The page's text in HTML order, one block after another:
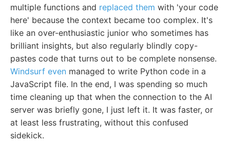
multiple functions and replaced them with 'your code
here' because the context became too complex. It's
like an over-enthusiastic junior who sometimes has
brilliant insights, but also regularly blindly copy-
pastes code that turns out to be complete nonsense.
Windsurf even managed to write Python code in a
JavaScript file. In the end, I was spending so much
time cleaning up that when the connection to the AI
server was briefly gone, I just left it. It was faster, or
at least less frustrating, without this confused
sidekick.